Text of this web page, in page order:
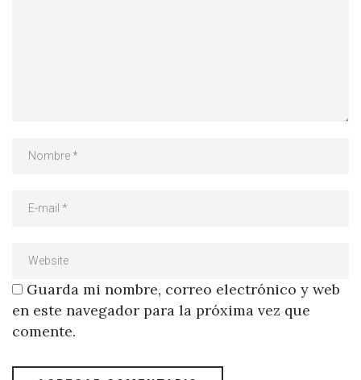
Guarda mi nombre, correo electrónico y web
en este navegador para la próxima vez que
comente.